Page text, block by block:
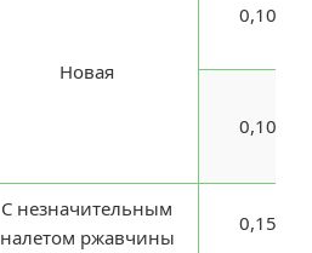
Новая
0,10
0,10
С незначительным
налетом ржавчины
0,15